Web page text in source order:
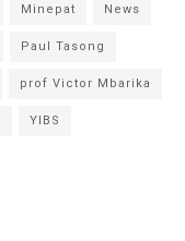
Minepat News
Paul Tasong
prof Victor Mbarika
YIBS